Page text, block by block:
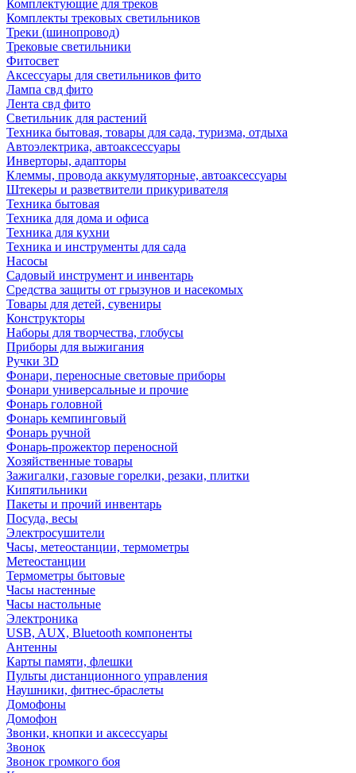
Комплектующие для треков
Комплекты трековых светильников
Треки (шинопровод)
Трековые светильники
Фитосвет
Аксессуары для светильников фито
Лампа свд фито
Лента свд фито
Светильник для растений
Техника бытовая, товары для сада, туризма, отдыха
Автоэлектрика, автоаксессуары
Инверторы, адапторы
Клеммы, провода аккумуляторные, автоаксессуары
Штекеры и разветвители прикуривателя
Техника бытовая
Техника для дома и офиса
Техника для кухни
Техника и инструменты для сада
Насосы
Садовый инструмент и инвентарь
Средства защиты от грызунов и насекомых
Товары для детей, сувениры
Конструкторы
Наборы для творчества, глобусы
Приборы для выжигания
Ручки 3D
Фонари, переносные световые приборы
Фонари универсальные и прочие
Фонарь головной
Фонарь кемпинговый
Фонарь ручной
Фонарь-прожектор переносной
Хозяйственные товары
Зажигалки, газовые горелки, резаки, плитки
Кипятильники
Пакеты и прочий инвентарь
Посуда, весы
Электросушители
Часы, метеостанции, термометры
Метеостанции
Термометры бытовые
Часы настенные
Часы настольные
Электроника
USB, AUX, Bluetooth компоненты
Антенны
Карты памяти, флешки
Пульты дистанционного управления
Наушники, фитнес-браслеты
Домофоны
Домофон
Звонки, кнопки и аксессуары
Звонок
Звонок громкого боя